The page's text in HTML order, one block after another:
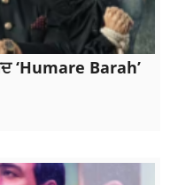
‘Humare Barah’